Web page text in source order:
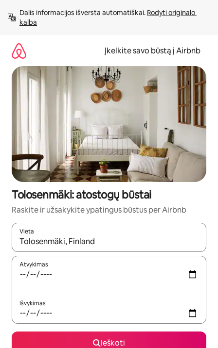
prie
turinio
Dalis informacijos išversta automatiškai. Rodyti originalo
kalba
Įkelkite savo būstą į Airbnb
Tolosenmäki: atostogų būstai
Raskite ir užsakykite ypatingus būstus per Airbnb
Vieta
Kai pasirodys paieškos rezultatai, juos naršyti galite
Atvykimas
Išvykimas
Ieškoti